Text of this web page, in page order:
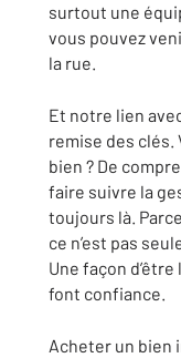
surtout une
vous pouvez
la rue.
Et notre lien
remise des clés.
bien ? De
faire suivre la
toujours là.
ce n’est pas
Une façon
font confiance.
Acheter un bien